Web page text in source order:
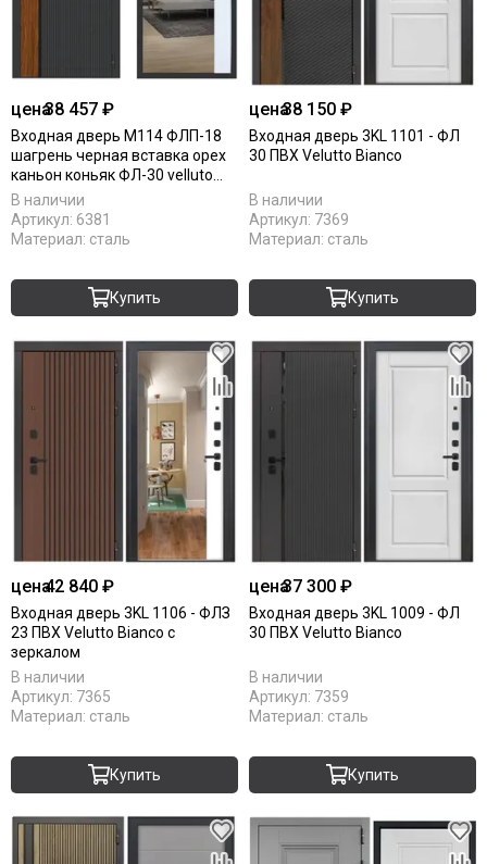
цена38 457 ₽
Входная дверь М114 ФЛП-18
шагрень черная вставка орех
каньон коньяк ФЛ-30 velluto
bianco
В наличии
Артикул: 6381
Материал: сталь
Купить
цена38 150 ₽
Входная дверь 3KL 1101 - ФЛ
30 ПВХ Velutto Bianco
В наличии
Артикул: 7369
Материал: сталь
Купить
цена42 840 ₽
Входная дверь 3KL 1106 - ФЛЗ
23 ПВХ Velutto Bianco с
зеркалом
В наличии
Артикул: 7365
Материал: сталь
Купить
цена37 300 ₽
Входная дверь 3KL 1009 - ФЛ
30 ПВХ Velutto Bianco
В наличии
Артикул: 7359
Материал: сталь
Купить